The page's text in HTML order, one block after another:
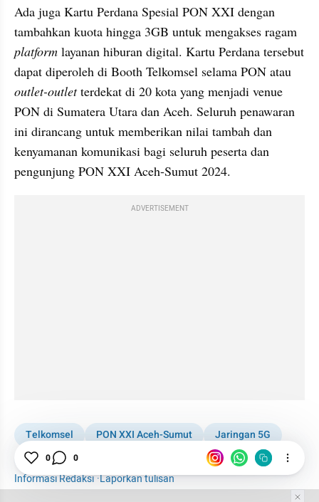
Ada juga Kartu Perdana Spesial PON XXI dengan
tambahkan kuota hingga 3GB untuk mengakses ragam
platform layanan hiburan digital. Kartu Perdana tersebut
outlet-outlet terdekat di 20 kota yang menjadi venue
PON di Sumatera Utara dan Aceh. Seluruh penawaran
ini dirancang untuk memberikan nilai tambah dan
kenyamanan komunikasi bagi seluruh peserta dan
pengunjung PON XXI Aceh-Sumut 2024.
ADVERTISEMENT
Telkomsel PON XXI Aceh-Sumut
Jaringan 5G
5G
Informasi Redaksi·Laporkan tulisan
0 0